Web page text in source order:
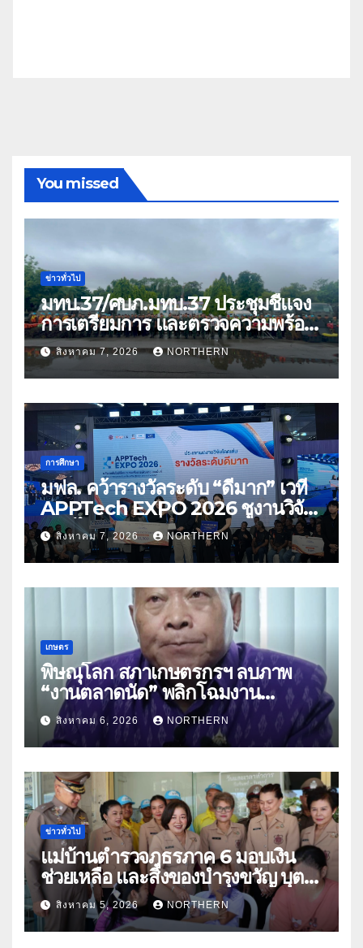
You missed
ข่าวทั่วไป
มทบ.37/ศบภ.มทบ.37 ประชุมชี้แจง
การเตรียมการ และตรวจความพร้อม
ด้านการบรรเทาสาธารณภัย
สิงหาคม 7, 2026 NORTHERN
การศึกษา
มฟล. คว้ารางวัลระดับ “ดีมาก” เวที
APPTech EXPO 2026 ชูงานวิจัย
สมุนไพร ขับเคลื่อนนวัตกรรมสู่เชิง
พาณิชย์
สิงหาคม 7, 2026 NORTHERN
เกษตร
พิษณุโลก สภาเกษตรกรฯ ลบภาพ
“งานตลาดนัด” พลิกโฉมงาน
“เกษตรรุ่งเรืองเมืองสองแคว 69” มุ่ง
ประโยชน์เกษตรกร ดึงนวัตกรรม-จับ
คู่ธุรกิจดันสินค้าเกษตรสู่สากล (คลิป)
สิงหาคม 6, 2026 NORTHERN
ข่าวทั่วไป
แม่บ้านตำรวจภูธรภาค 6 มอบเงิน
ช่วยเหลือ และสิ่งของบำรุงขวัญ บุตร-
ธิดา ข้าราชการตำรวจจังหวัด
อุทัยธานี
สิงหาคม 5, 2026 NORTHERN